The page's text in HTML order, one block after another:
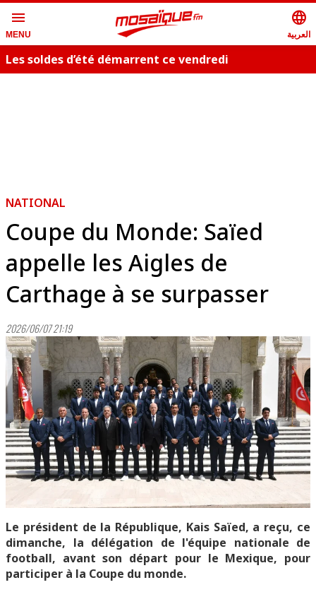
menu
MENU
language
العربية
Les soldes d’été démarrent ce vendredi
NATIONAL
Coupe du Monde: Saïed
appelle les Aigles de
Carthage à se surpasser
2026/06/07 21:19
Le président de la République, Kais Saïed, a reçu, ce
dimanche, la délégation de l'équipe nationale de
football, avant son départ pour le Mexique, pour
participer à la Coupe du monde.